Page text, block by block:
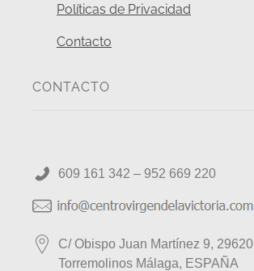
Políticas de Privacidad
Contacto
CONTACTO
609 161 342 – 952 669 220
C/ Obispo Juan Martínez 9, 29620
Torremolinos Málaga, ESPAÑA